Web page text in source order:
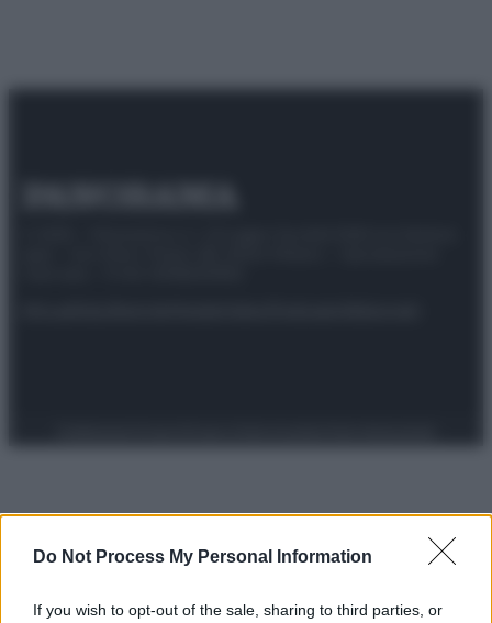
Do Not Process My Personal Information
If you wish to opt-out of the sale, sharing to third parties, or